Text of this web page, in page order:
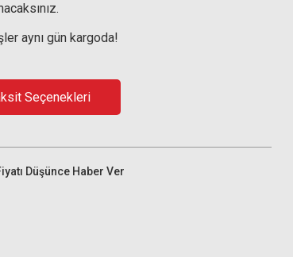
aynı gün kargoda!
Seçenekleri
Düşünce Haber Ver